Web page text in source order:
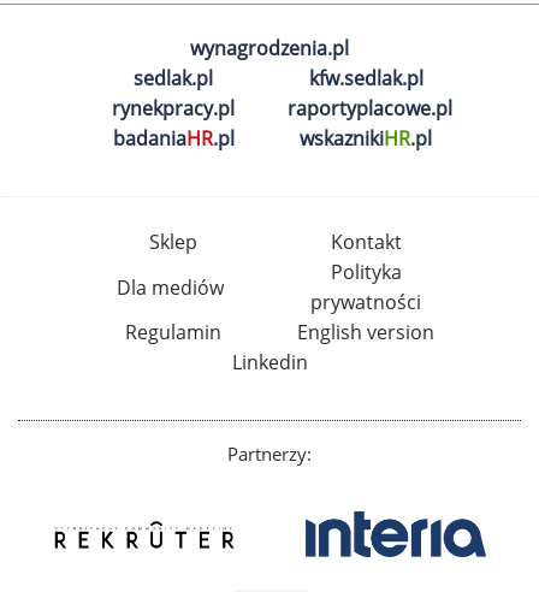
wynagrodzenia.pl
sedlak.pl
kfw.sedlak.pl
rynekpracy.pl
raportyplacowe.pl
badaniaHR.pl wskaznikiHR.pl
Sklep
Kontakt
Dla mediów
Polityka
prywatności
Regulamin
English version
Linkedin
Partnerzy: